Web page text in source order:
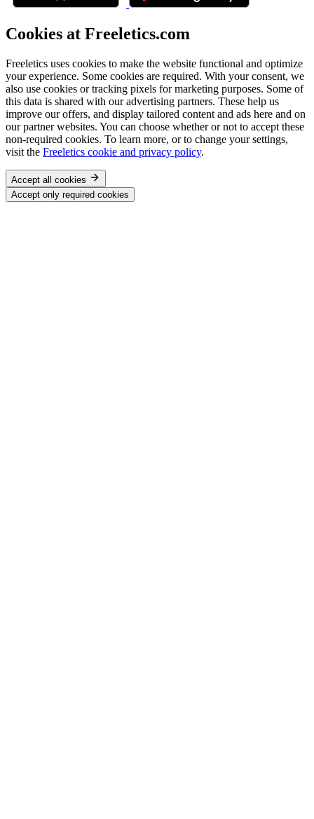
Cookies at Freeletics.com
Freeletics uses cookies to make the website functional and optimize
your experience. Some cookies are required. With your consent, we
also use cookies or tracking pixels for marketing purposes. Some of
this data is shared with our advertising partners. These help us
improve our offers, and display tailored content and ads here and on
our partner websites. You can choose whether or not to accept these
non-required cookies. To learn more, or to change your settings,
visit the Freeletics cookie and privacy policy.
Accept all cookies
Accept only required cookies